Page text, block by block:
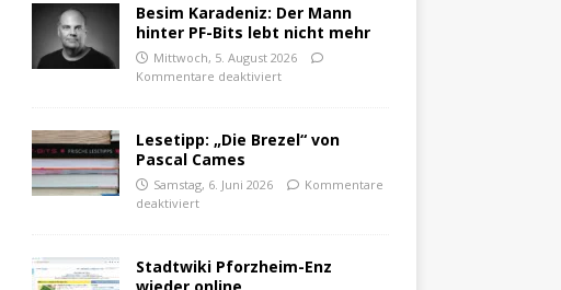
Besim Karadeniz: Der Mann
hinter PF-Bits lebt nicht mehr
Mittwoch, 5. August 2026
Kommentare deaktiviert
Lesetipp: „Die Brezel“ von
Pascal Cames
Samstag, 6. Juni 2026
Kommentare
deaktiviert
Stadtwiki Pforzheim-Enz
wieder online